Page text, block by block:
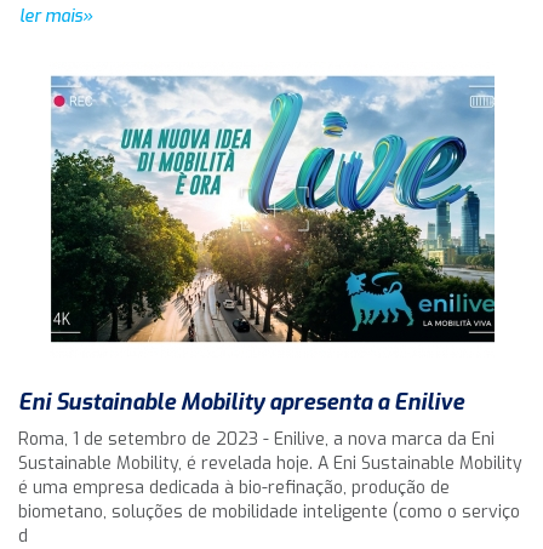
ler mais»
Eni Sustainable Mobility apresenta a Enilive
Roma, 1 de setembro de 2023 - Enilive, a nova marca da Eni
Sustainable Mobility, é revelada hoje. A Eni Sustainable Mobility
é uma empresa dedicada à bio-refinação, produção de
biometano, soluções de mobilidade inteligente (como o serviço
d